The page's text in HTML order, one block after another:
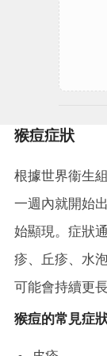
猴痘症狀
根據世界衞生
一週內就開始
始顯現。症狀
疹、丘疹、水
可能會持續更
猴痘的常見症